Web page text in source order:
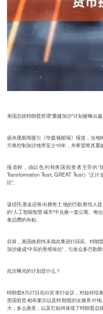
美国总统特朗普所谓“重建加沙”计划被曝出越
据央视新闻援引《华盛顿邮报》报道，当
方将控制加沙地带至少10年，并希望将其重
报道称，由以色列和美国投资者主导的“
Transformation Trust, GREAT Trust）”正
区”。
该信托基金还将向拥有土地的巴勒斯坦人
的“人工智能智慧城市”中兑换一套公寓。
食品费的补贴。
目前，美国政府尚未就此事进行回应。特
加沙建成“中东的里维埃拉”，引发众多巴勒
此次曝光的计划是什么？
特朗普8月27日在白宫举行会议，对如何结
英国前首相布莱尔以及特朗普的女婿库什
大，多么善意，以及它如何体现了特朗普总